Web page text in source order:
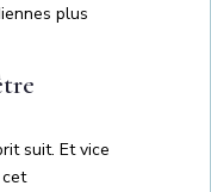
plus
suit. Et vice